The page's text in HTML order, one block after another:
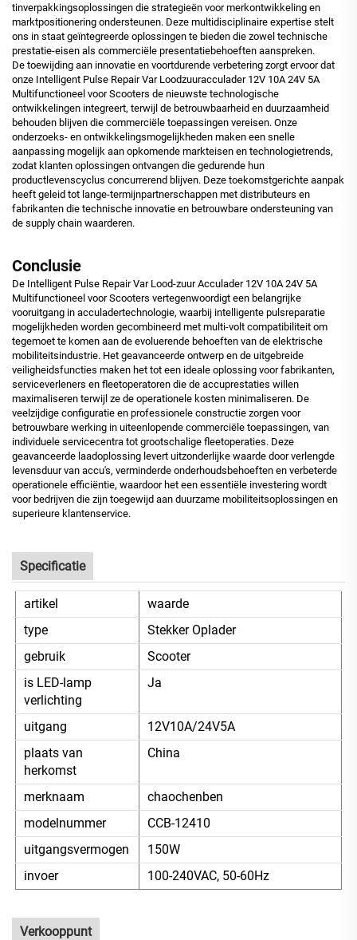
tinverpakkingsoplossingen die strategieën voor merkontwikkeling en
marktpositionering ondersteunen. Deze multidisciplinaire expertise stelt
ons in staat geïntegreerde oplossingen te bieden die zowel technische
prestatie-eisen als commerciële presentatiebehoeften aanspreken.
De toewijding aan innovatie en voortdurende verbetering zorgt ervoor dat
onze Intelligent Pulse Repair Var Loodzuuracculader 12V 10A 24V 5A
Multifunctioneel voor Scooters de nieuwste technologische
ontwikkelingen integreert, terwijl de betrouwbaarheid en duurzaamheid
behouden blijven die commerciële toepassingen vereisen. Onze
onderzoeks- en ontwikkelingsmogelijkheden maken een snelle
aanpassing mogelijk aan opkomende markteisen en technologietrends,
zodat klanten oplossingen ontvangen die gedurende hun
productlevenscyclus concurrerend blijven. Deze toekomstgerichte aanpak
heeft geleid tot lange-termijnpartnerschappen met distributeurs en
fabrikanten die technische innovatie en betrouwbare ondersteuning van
de supply chain waarderen.
Conclusie
De Intelligent Pulse Repair Var Lood-zuur Acculader 12V 10A 24V 5A
Multifunctioneel voor Scooters vertegenwoordigt een belangrijke
vooruitgang in acculadertechnologie, waarbij intelligente pulsreparatie
mogelijkheden worden gecombineerd met multi-volt compatibiliteit om
tegemoet te komen aan de evoluerende behoeften van de elektrische
mobiliteitsindustrie. Het geavanceerde ontwerp en de uitgebreide
veiligheidsfuncties maken het tot een ideale oplossing voor fabrikanten,
serviceverleners en fleetoperatoren die de accuprestaties willen
maximaliseren terwijl ze de operationele kosten minimaliseren. De
veelzijdige configuratie en professionele constructie zorgen voor
betrouwbare werking in uiteenlopende commerciële toepassingen, van
individuele servicecentra tot grootschalige fleetoperaties. Deze
geavanceerde laadoplossing levert uitzonderlijke waarde door verlengde
levensduur van accu's, verminderde onderhoudsbehoeften en verbeterde
operationele efficiëntie, waardoor het een essentiële investering wordt
voor bedrijven die zijn toegewijd aan duurzame mobiliteitsoplossingen en
superieure klantenservice.
Specificatie
artikel
waarde
type
Stekker Oplader
gebruik
Scooter
is LED-lamp
verlichting
Ja
uitgang
12V10A/24V5A
plaats van
herkomst
China
merknaam
chaochenben
modelnummer
CCB-12410
uitgangsvermogen
150W
invoer
100-240VAC, 50-60Hz
Verkooppunt